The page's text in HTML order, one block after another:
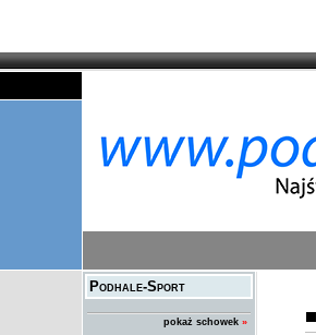
Podhale-Sport
pokaż schowek »